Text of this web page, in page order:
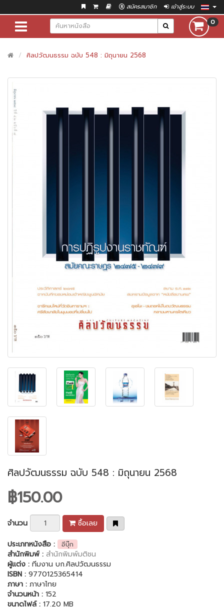
สมัครสมาชิก เข้าสู่ระบบ
0
ศิลปวัฒนธรรม ฉบับ 548 : มิถุนายน 2568
ศิลปวัฒนธรรม ฉบับ 548 : มิถุนายน 2568
฿150.00
จำนวน
ซื้อเลย
ประเภทหนังสือ :
อีบุ๊ก
สำนักพิมพ์ : สำนักพิมพ์มติชน
ผู้แต่ง : ทีมงาน บก.ศิลปวัฒนธรรม
ISBN : 9770125365414
ภาษา : ภาษาไทย
จำนวนหน้า : 152
ขนาดไฟล์ : 17.20 MB